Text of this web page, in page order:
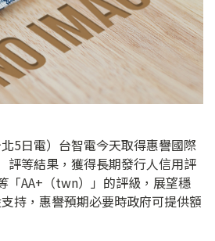
北5日電）台智電今天取得惠譽國際
評等結果，獲得長期發行人信用評
「AA+（twn）」的評級，展望穩
持，惠譽預期必要時政府可提供額